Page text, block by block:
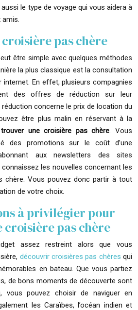
le type de voyage qui vous aidera à
amis.
pas chère
être simple avec quelques méthodes
la plus classique est la consultation
En effet, plusieurs compagnies
des offres de réduction sur leur
concerne le prix de location du
être plus malin en réservant à la
trouver une croisière pas chère. Vous
des promotions sur le coût d’une
aux newsletters des sites
connaissez les nouvelles concernant les
chère. Vous pouvez donc partir à tout
de votre choix.
à privilégier pour
croisière pas chère
assez restreint alors que vous
découvrir croisières pas chères qui
en bateau. Que vous partiez
de bons moments de découverte sont
vous pouvez choisir de naviguer en
les Caraïbes, l’océan indien et